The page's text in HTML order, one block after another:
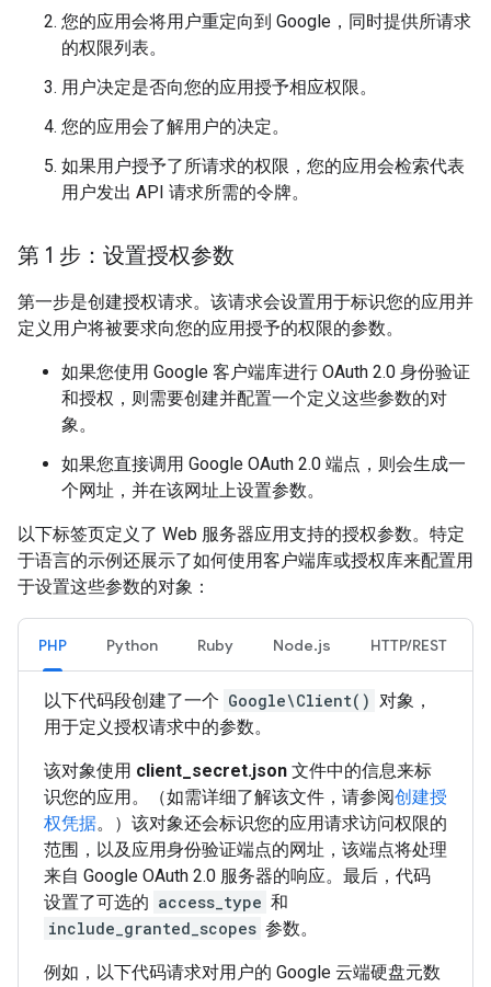
您的应用会将用户重定向到 Google，同时提供所请求
的权限列表。
用户决定是否向您的应用授予相应权限。
您的应用会了解用户的决定。
如果用户授予了所请求的权限，您的应用会检索代表
用户发出 API 请求所需的令牌。
第 1 步：设置授权参数
第一步是创建授权请求。该请求会设置用于标识您的应用并
定义用户将被要求向您的应用授予的权限的参数。
如果您使用 Google 客户端库进行 OAuth 2.0 身份验证
和授权，则需要创建并配置一个定义这些参数的对
象。
如果您直接调用 Google OAuth 2.0 端点，则会生成一
个网址，并在该网址上设置参数。
以下标签页定义了 Web 服务器应用支持的授权参数。特定
于语言的示例还展示了如何使用客户端库或授权库来配置用
于设置这些参数的对象：
PHP Python Ruby Node.js HTTP/REST
以下代码段创建了一个 Google\Client() 对象，
用于定义授权请求中的参数。
该对象使用 client_secret.json 文件中的信息来标
识您的应用。（如需详细了解该文件，请参阅创建授
权凭据。）该对象还会标识您的应用请求访问权限的
范围，以及应用身份验证端点的网址，该端点将处理
来自 Google OAuth 2.0 服务器的响应。最后，代码
设置了可选的 access_type 和
include_granted_scopes 参数。
例如，以下代码请求对用户的 Google 云端硬盘元数